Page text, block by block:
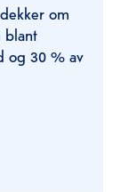
om
blant
og 30 % av